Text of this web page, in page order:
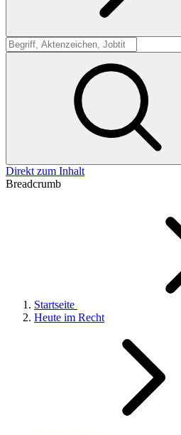
Suche
Direkt zum Inhalt
Breadcrumb
Startseite
Heute im Recht